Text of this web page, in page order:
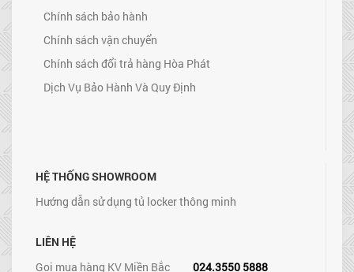
Chính sách bảo hành
Chính sách vận chuyển
Chính sách đổi trả hàng Hòa Phát
Dịch Vụ Bảo Hành Và Quy Định
HỆ THỐNG SHOWROOM
Hướng dẫn sử dụng tủ locker thông minh
LIÊN HỆ
Gọi mua hàng KV Miền Bắc
024.3550 5888